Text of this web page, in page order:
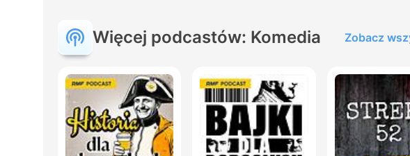
Więcej podcastów: Komedia Zobacz